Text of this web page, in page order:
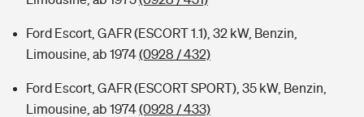
Ford Escort, GAFR (ESCORT 1.1), 32 kW, Benzin,
Limousine, ab 1974(0928 / 432)
Ford Escort, GAFR (ESCORT SPORT), 35 kW, Benzin,
Limousine, ab 1974(0928 / 433)